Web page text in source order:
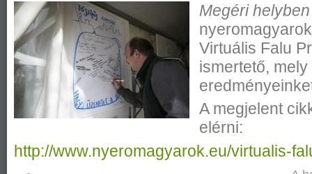
Megéri
Virtuális Falu
ismertető,
A megjelent
elérni:
http://www.nyeromagyarok.eu/virtualis-